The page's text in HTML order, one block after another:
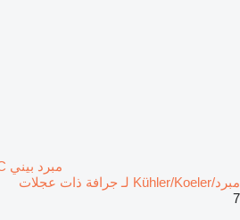
مبرد/Kühler/Koeler لـ جرافة ذات عجلات
7